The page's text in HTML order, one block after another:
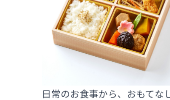
日常のお食事から、おもてな